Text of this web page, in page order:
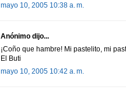
mayo 10, 2005 10:38 a. m.
Anónimo dijo...
¡Coño que hambre! Mi pastelito, mi
El Buti
mayo 10, 2005 10:42 a. m.